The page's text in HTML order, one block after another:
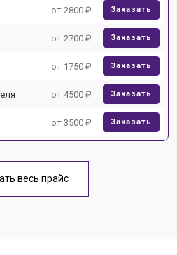
от 2800 ₽ Заказать
от 2700 ₽ Заказать
от 1750 ₽ Заказать
от 4500 ₽ Заказать
от 3500 ₽ Заказать
весь прайс